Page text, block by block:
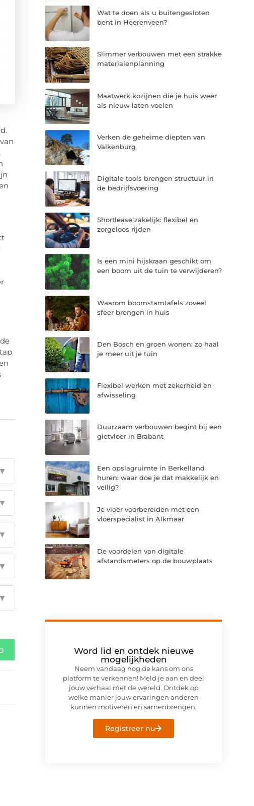
▼
▼
▼
▼
▼
Wat te doen als u buitengesloten
bent in Heerenveen?
Slimmer verbouwen met een strakke
materialenplanning
Maatwerk kozijnen die je huis weer
als nieuw laten voelen
Verken de geheime diepten van
Valkenburg
Digitale tools brengen structuur in
de bedrijfsvoering
Shortlease zakelijk: flexibel en
zorgeloos rijden
Is een mini hijskraan geschikt om
een boom uit de tuin te verwijderen?
Waarom boomstamtafels zoveel
sfeer brengen in huis
Den Bosch en groen wonen: zo haal
je meer uit je tuin
Flexibel werken met zekerheid en
afwisseling
Duurzaam verbouwen begint bij een
gietvloer in Brabant
Een opslagruimte in Berkelland
huren: waar doe je dat makkelijk en
veilig?
Je vloer voorbereiden met een
vloerspecialist in Alkmaar
De voordelen van digitale
afstandsmeters op de bouwplaats
Word lid en ontdek nieuwe
mogelijkheden
Neem vandaag nog de kans om ons
platform te verkennen! Meld je aan en deel
jouw verhaal met de wereld. Ontdek op
welke manier jouw ervaringen anderen
kunnen motiveren en samenbrengen.
Registreer nu